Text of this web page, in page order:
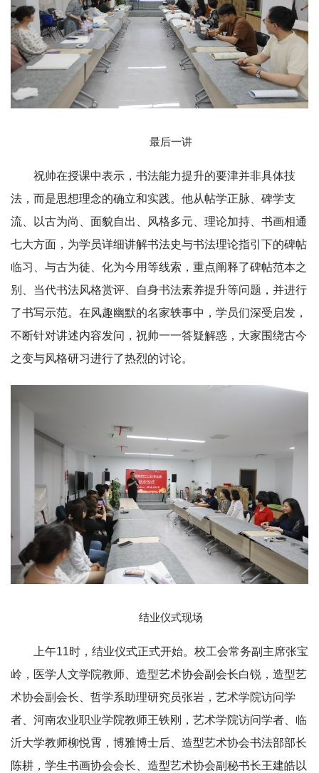
最后一讲
祝帅在授课中表示，书法能力提升的要津并非具体技
法，而是思想理念的确立和实践。他从帖学正脉、碑学支
流、以古为尚、面貌自出、风格多元、理论加持、书画相通
七大方面，为学员详细讲解书法史与书法理论指引下的碑帖
临习、与古为徒、化为今用等线索，重点阐释了碑帖范本之
别、当代书法风格赏评、自身书法素养提升等问题，并进行
了书写示范。在风趣幽默的名家轶事中，学员们深受启发，
不断针对讲述内容发问，祝帅一一答疑解惑，大家围绕古今
之变与风格研习进行了热烈的讨论。
结业仪式现场
上午11时，结业仪式正式开始。校工会常务副主席张宝
岭，医学人文学院教师、造型艺术协会副会长白锐，造型艺
术协会副会长、哲学系助理研究员张岩，艺术学院访问学
者、河南农业职业学院教师王铁刚，艺术学院访问学者、临
沂大学教师柳悦霄，博雅博士后、造型艺术协会书法部部长
陈耕，学生书画协会会长、造型艺术协会副秘书长王建皓以